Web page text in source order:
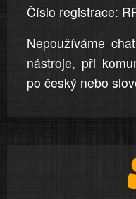
Číslo registrace:
Nepoužíváme
nástroje, při
po český nebo